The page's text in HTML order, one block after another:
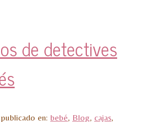
de detectives
publicado en: bebé, Blog, cajas,